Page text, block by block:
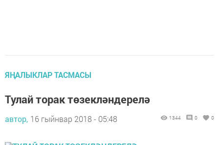
ЯҢАЛЫКЛАР ТАСМАСЫ
Тулай торак төзекләндерелә
автор, 16 гыйнвар 2018 - 05:48 1344 0 0